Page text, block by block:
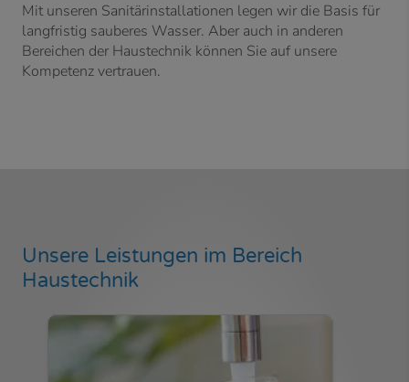
Mit unseren Sanitärinstallationen legen wir die Basis für
langfristig sauberes Wasser. Aber auch in anderen
Bereichen der Haustechnik können Sie auf unsere
Kompetenz vertrauen.
Unsere Leistungen im Bereich
Haustechnik